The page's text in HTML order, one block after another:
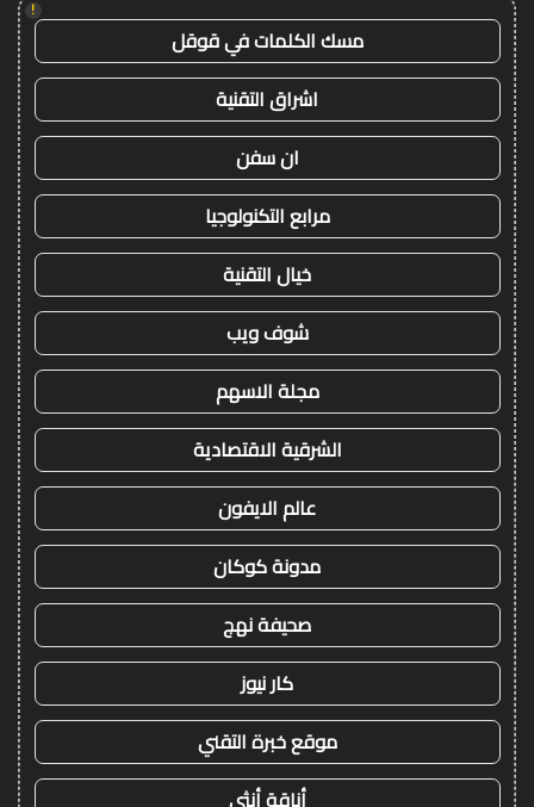
!
مسك الكلمات في قوقل
اشراق التقنية
ان سفن
مرابع التكنولوجيا
خيال التقنية
شوف ويب
مجلة الاسهم
الشرقية الاقتصادية
عالم الايفون
مدونة كوكان
صحيفة نهج
كار نيوز
موقع خبرة التقني
أناقة أنثى